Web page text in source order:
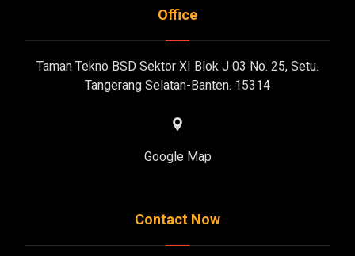
Office
Taman Tekno BSD Sektor XI Blok J 03 No. 25, Setu.
Tangerang Selatan-Banten. 15314
Google Map
Contact Now